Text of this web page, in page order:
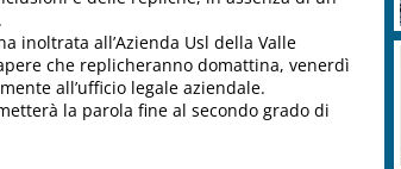
inoltrata all’Azienda Usl della Valle
che replicheranno domattina, venerdì
all’ufficio legale aziendale.
la parola fine al secondo grado di